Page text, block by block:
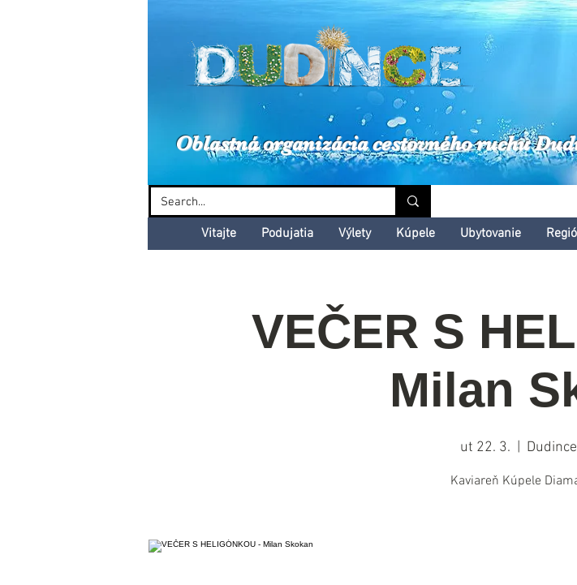
Dudinské
Oblastná organizácia cestovného ruchu
Vitajte Podujatia Výlety Kúpele Ubytovanie
VEČER S
Milan
ut 22. 3.
Kaviareň Kúpele